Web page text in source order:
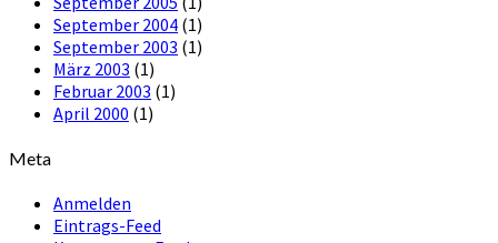
September 2004 (1)
September 2003 (1)
März 2003 (1)
Februar 2003 (1)
April 2000 (1)
Meta
Anmelden
Eintrags-Feed